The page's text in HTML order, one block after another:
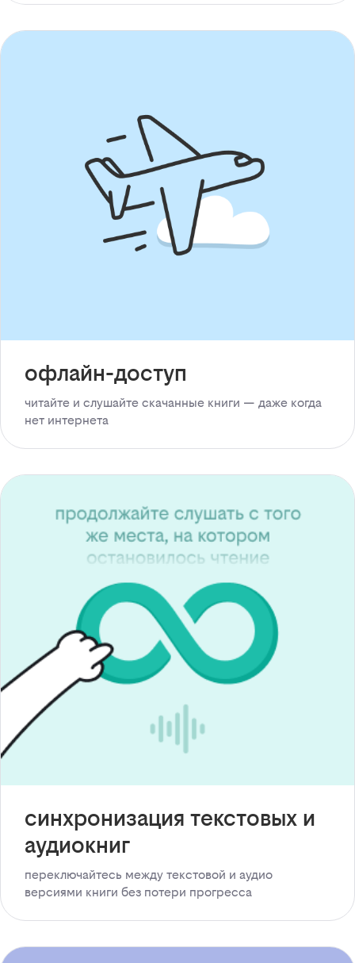
офлайн-доступ
читайте и слушайте скачанные книги — даже когда
нет интернета
синхронизация текстовых и
аудиокниг
переключайтесь между текстовой и аудио
версиями книги без потери прогресса